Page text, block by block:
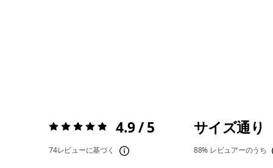
評価:4.9 / 5 4.9 / 5
74レビューに基づく
サイズ通り
88% レビュアーのうち